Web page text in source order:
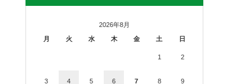
2026年8月
月
火 水 木 金 土 日
1 2
3 4 5 6 7 8 9